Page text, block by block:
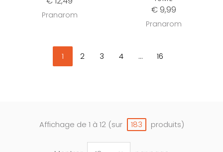
Pranarom € 9,99
Pranarom
1 2 3 4 ... 16
Affichage de 1 à 12 (sur 183 produits)